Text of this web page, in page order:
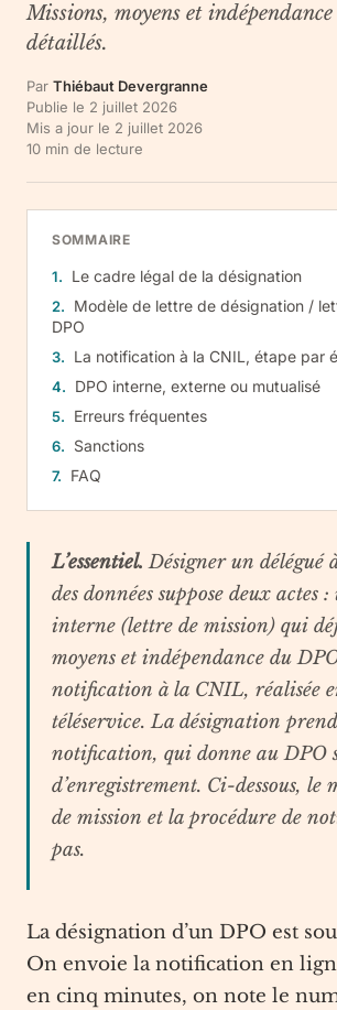
Missions, moyens et
détaillés.
Par Thiébaut Devergranne
Publie le 2 juillet 2026
Mis a jour le 2 juillet 2026
10 min de lecture
SOMMAIRE
Le cadre légal de la désignation
Modèle de lettre de désignation /
DPO
La notification à la CNIL, étape par
DPO interne, externe ou mutualisé
Erreurs fréquentes
Sanctions
FAQ
L’essentiel. Désigner un délégué
des données suppose deux actes
interne (lettre de mission) qui
moyens et indépendance du
notification à la CNIL, réalisée
téléservice. La désignation
notification, qui donne au DPO
d’enregistrement. Ci-dessous, le
de mission et la procédure de
pas.
La désignation d’un DPO est
On envoie la notification en
en cinq minutes, on note le